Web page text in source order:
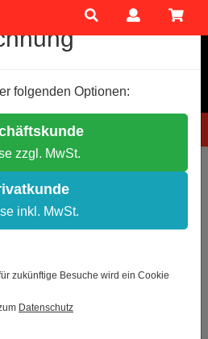
0781 9399888-60
Artikel 8 von 72
- " Pocket Gold
Ihnen ein optimales
notwendig, andere dienen zu
welche Cookies Sie akzeptieren.
erlauben
Auswahl bestätigen
folgenden Optionen:
zzgl. MwSt.
inkl. MwSt.
zukünftige Besuche wird ein Cookie
Datenschutz